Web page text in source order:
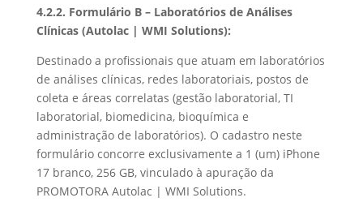
4.2.2. Formulário B – Laboratórios de Análises
Clínicas (Autolac | WMI Solutions):
Destinado a profissionais que atuam em laboratórios
de análises clínicas, redes laboratoriais, postos de
coleta e áreas correlatas (gestão laboratorial, TI
laboratorial, biomedicina, bioquímica e
administração de laboratórios). O cadastro neste
formulário concorre exclusivamente a 1 (um) iPhone
17 branco, 256 GB, vinculado à apuração da
PROMOTORA Autolac | WMI Solutions.